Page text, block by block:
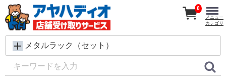
メタルラック（セット）
0
メニュー
カテゴリ